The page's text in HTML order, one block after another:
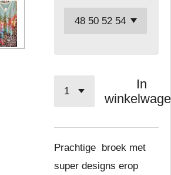
In
Prachtige broek met
super designs erop